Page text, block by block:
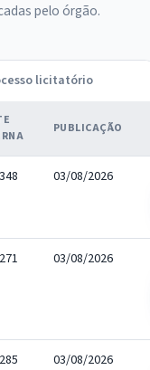
pelo órgão.
licitatório
PUBLICAÇÃO
03/08/2026
03/08/2026
03/08/2026